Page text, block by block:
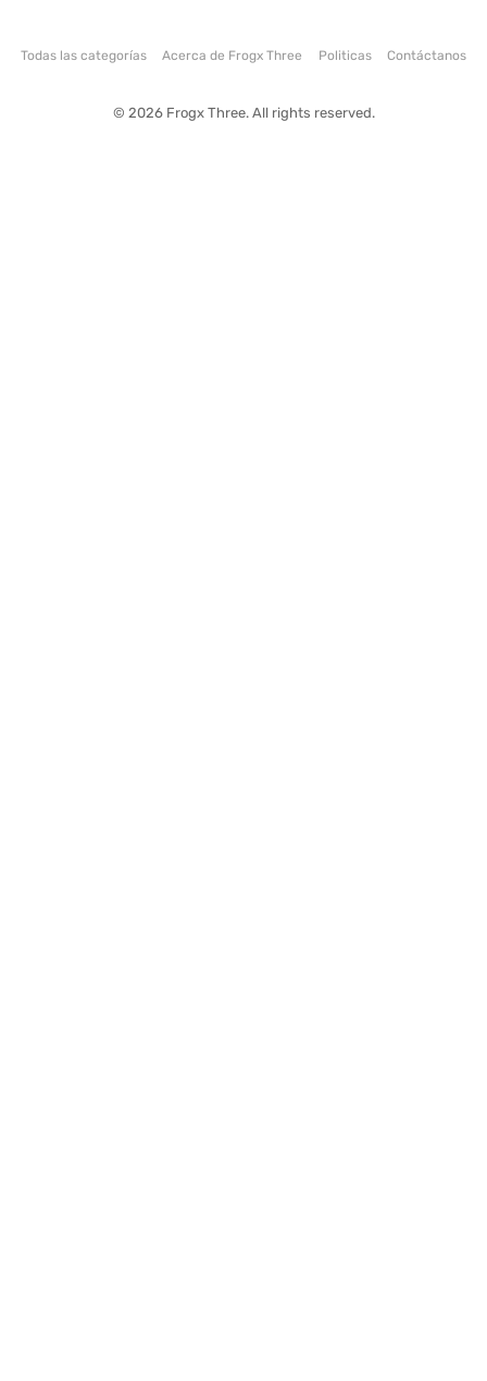
Todas las categorías Acerca de Frogx Three Politicas Contáctanos
© 2026 Frogx Three. All rights reserved.